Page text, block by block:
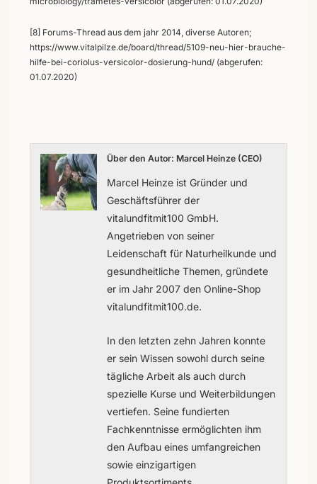
[8] Forums-Thread aus dem jahr 2014, diverse Autoren;
https://www.vitalpilze.de/board/thread/5109-neu-hier-brauche-
hilfe-bei-coriolus-versicolor-dosierung-hund/ (abgerufen:
01.07.2020)
Über den Autor: Marcel Heinze (CEO)
Marcel Heinze ist Gründer und
Geschäftsführer der
vitalundfitmit100 GmbH.
Angetrieben von seiner
Leidenschaft für Naturheilkunde und
gesundheitliche Themen, gründete
er im Jahr 2007 den Online-Shop
vitalundfitmit100.de.
In den letzten zehn Jahren konnte
er sein Wissen sowohl durch seine
tägliche Arbeit als auch durch
spezielle Kurse und Weiterbildungen
vertiefen. Seine fundierten
Fachkenntnisse ermöglichten ihm
den Aufbau eines umfangreichen
sowie einzigartigen